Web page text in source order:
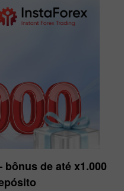
de até x1.000